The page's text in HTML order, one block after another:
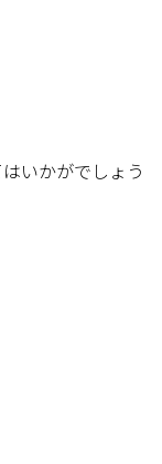
いかがでしょう